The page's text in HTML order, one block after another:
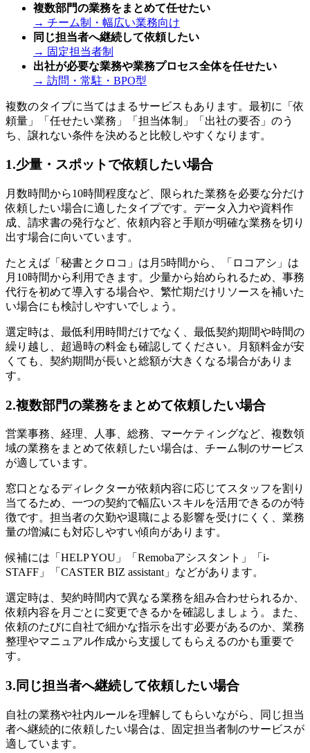
複数部門の業務をまとめて任せたい
→ チーム制・幅広い業務向け
同じ担当者へ継続して依頼したい
→ 固定担当者制
出社が必要な業務や業務プロセス全体を任せたい
→ 訪問・常駐・BPO型
複数のタイプに当てはまるサービスもあります。最初に「依
頼量」「任せたい業務」「担当体制」「出社の要否」のう
ち、譲れない条件を決めると比較しやすくなります。
1.少量・スポットで依頼したい場合
月数時間から10時間程度など、限られた業務を必要な分だけ
依頼したい場合に適したタイプです。データ入力や資料作
成、請求書の発行など、依頼内容と手順が明確な業務を切り
出す場合に向いています。
たとえば「秘書とクロコ」は月5時間から、「ロコアシ」は
月10時間から利用できます。少量から始められるため、事務
代行を初めて導入する場合や、繁忙期だけリソースを補いた
い場合にも検討しやすいでしょう。
選定時は、最低利用時間だけでなく、最低契約期間や時間の
繰り越し、超過時の料金も確認してください。月額料金が安
くても、契約期間が長いと総額が大きくなる場合がありま
す。
2.複数部門の業務をまとめて依頼したい場合
営業事務、経理、人事、総務、マーケティングなど、複数領
域の業務をまとめて依頼したい場合は、チーム制のサービス
が適しています。
窓口となるディレクターが依頼内容に応じてスタッフを割り
当てるため、一つの契約で幅広いスキルを活用できるのが特
徴です。担当者の欠勤や退職による影響を受けにくく、業務
量の増減にも対応しやすい傾向があります。
候補には「HELP YOU」「Remobaアシスタント」「i-
STAFF」「CASTER BIZ assistant」などがあります。
選定時は、契約時間内で異なる業務を組み合わせられるか、
依頼内容を月ごとに変更できるかを確認しましょう。また、
依頼のたびに自社で細かな指示を出す必要があるのか、業務
整理やマニュアル作成から支援してもらえるのかも重要で
す。
3.同じ担当者へ継続して依頼したい場合
自社の業務や社内ルールを理解してもらいながら、同じ担当
者へ継続的に依頼したい場合は、固定担当者制のサービスが
適しています。